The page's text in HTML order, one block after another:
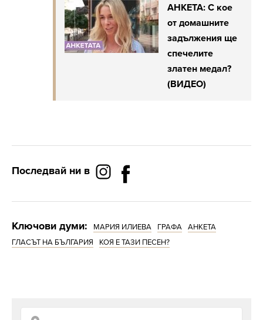
АНКЕТА: С кое
от домашните
задължения ще
спечелите
златен медал?
(ВИДЕО)
Последвай ни в
Ключови думи: МАРИЯ ИЛИЕВА ГРАФА
АНКЕТА
ГЛАСЪТ НА БЪЛГАРИЯ
КОЯ Е ТАЗИ ПЕСЕН?